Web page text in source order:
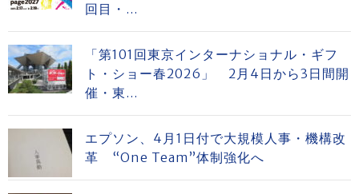
回目・...
「第101回東京インターナショナル・ギフ
ト・ショー春2026」 2月4日から3日間開
催・東...
エプソン、4月1日付で大規模人事・機構改
革 “One Team”体制強化へ